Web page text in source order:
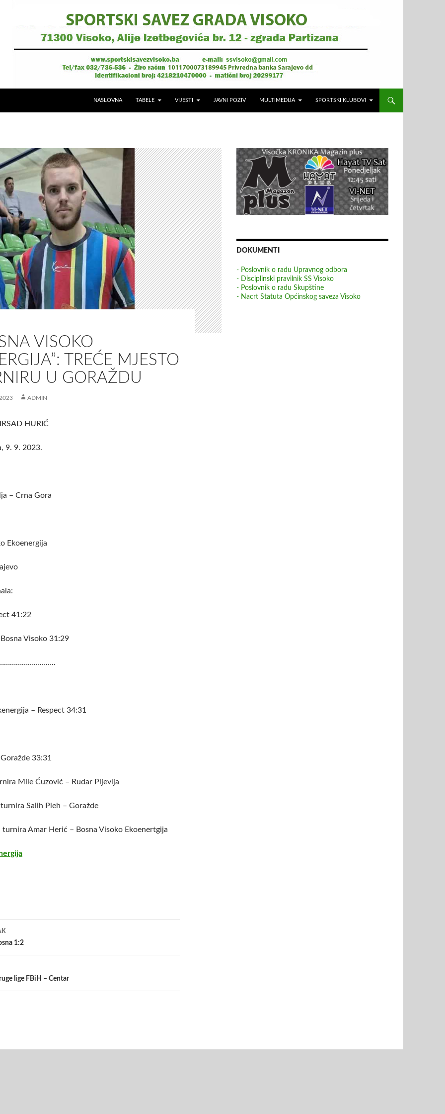
NASLOVNA TABELE VIJESTI JAVNI POZIV MULTIMEDIJA SPORTSKI KLUBOVI
VISOKO
TREĆE MJESTO
U GORAŽDU
ADMIN
HURIĆ
9. 9. 2023.
– Crna Gora
Ekoenergija
41:22
Visoko 31:29
– Respect 34:31
33:31
Mile Ćuzović – Rudar Pljevlja
Salih Pleh – Goražde
Amar Herić – Bosna Visoko Ekoenertgija
1:2
lige FBiH – Centar
DOKUMENTI
- Poslovnik o radu Upravnog odbora
- Disciplinski pravilnik SS Visoko
- Poslovnik o radu Skupštine
- Nacrt Statuta Općinskog saveza Visoko